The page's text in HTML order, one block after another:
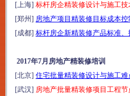
[上海] 标杆房企精装修设计与施工
[郑州] 房地产项目精装修目标成本
[成都] 标杆房企新精装修产品标准
2017年7月房地产精装修培训
[北京] 住宅批量精装修设计与施工
[武汉] 房地产批量精装修项目工程